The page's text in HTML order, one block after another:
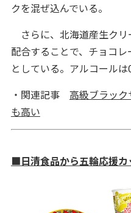
クを混ぜ込んでいる。
さらに、北海道産生ク
配合することで、チョコ
としている。アルコールは
・関連記事 高級ブラッ
も高い
■日清食品から五輪応援カ